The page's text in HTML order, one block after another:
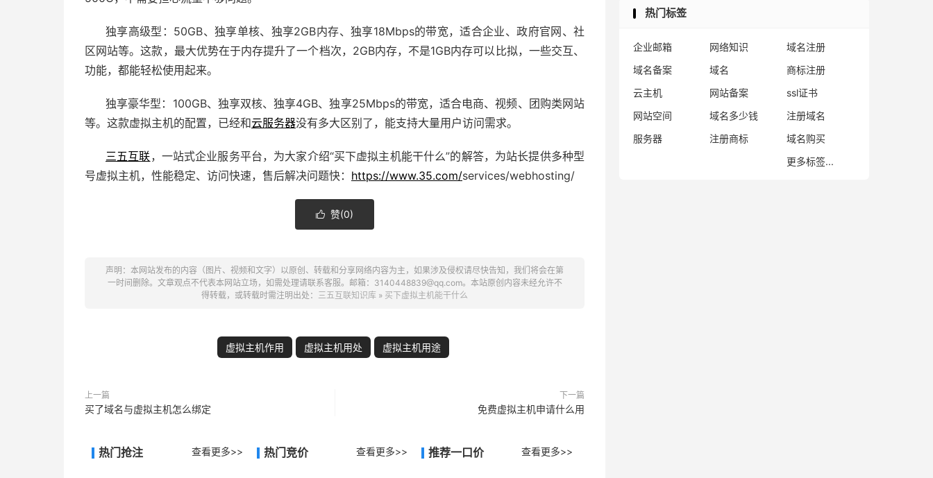
独享高级型：50GB、独享单核、独享2GB内存、独享18Mbps的带宽，适合企业、政府官网、社
区网站等。这款，最大优势在于内存提升了一个档次，2GB内存，不是1GB内存可以比拟，一些交互、
功能，都能轻松使用起来。
独享豪华型：100GB、独享双核、独享4GB、独享25Mbps的带宽，适合电商、视频、团购类网站
等。这款虚拟主机的配置，已经和云服务器没有多大区别了，能支持大量用户访问需求。
三五互联，一站式企业服务平台，为大家介绍“买下虚拟主机能干什么”的解答，为站长提供多种型
号虚拟主机，性能稳定、访问快速，售后解决问题快： https://www.35.com/services/webhosting/
 赞(0)
声明：本网站发布的内容（图片、视频和文字）以原创、转载和分享网络内容为主，如果涉及侵权请尽快告知，我们将会在第
一时间删除。文章观点不代表本网站立场，如需处理请联系客服。邮箱：3140448839@qq.com。本站原创内容未经允许不
得转载，或转载时需注明出处： 三五互联知识库 » 买下虚拟主机能干什么
虚拟主机作用 虚拟主机用处 虚拟主机用途
上一篇
买了域名与虚拟主机怎么绑定
下一篇
免费虚拟主机申请什么用
热门抢注 查看更多>> 热门竞价 查看更多>> 推荐一口价 查看更多>>
热门标签
企业邮箱 网络知识
域名注册
域名备案
域名
商标注册
云主机
网站备案
ssl证书
网站空间
域名多少钱
注册域名
服务器
注册商标
域名购买
更多标签...